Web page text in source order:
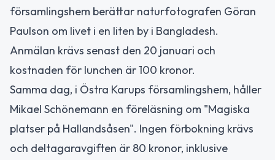
församlingshem berättar naturfotografen Göran
Paulson om livet i en liten by i Bangladesh.
Anmälan krävs senast den 20 januari och
kostnaden för lunchen är 100 kronor.
Samma dag, i Östra Karups församlingshem, håller
Mikael Schönemann en föreläsning om "Magiska
platser på Hallandsåsen". Ingen förbokning krävs
och deltagaravgiften är 80 kronor, inklusive